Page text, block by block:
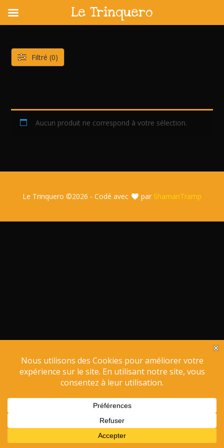
content
Aucun produit ne correspond à votre sélection.
Filtré (0)
Le Trinquero ©2026 - Codé avec par ShamanTramp
Le Trinquero